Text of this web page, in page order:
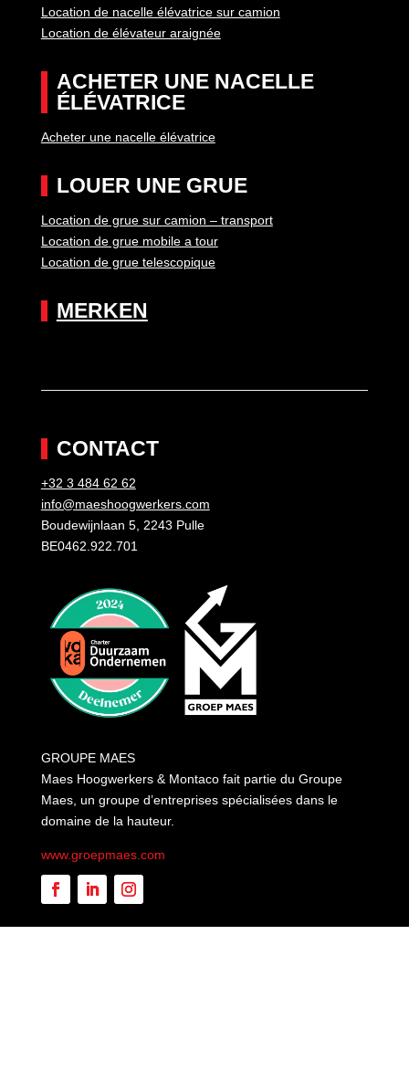
Location de nacelle élévatrice sur camion
Location de élévateur araignée
ACHETER UNE NACELLE
ÉLÉVATRICE
Acheter une nacelle élévatrice
LOUER UNE GRUE
Location de grue sur camion – transport
Location de grue mobile a tour
Location de grue telescopique
MERKEN
CONTACT
+32 3 484 62 62
info@maeshoogwerkers.com
Boudewijnlaan 5, 2243 Pulle
BE0462.922.701
GROUPE MAES
Maes Hoogwerkers & Montaco fait partie du Groupe
Maes, un groupe d’entreprises spécialisées dans le
domaine de la hauteur.
www.groepmaes.com